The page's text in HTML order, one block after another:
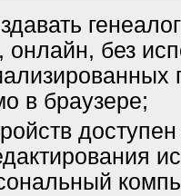
онлайн, без
в браузере;
доступен